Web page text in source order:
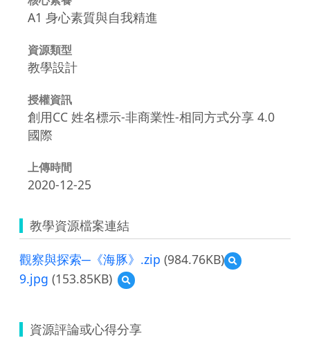
A1 身心素質與自我精進
資源類型
教學設計
授權資訊
創用CC 姓名標示-非商業性-相同方式分享 4.0
國際
上傳時間
2020-12-25
教學資源檔案連結
觀察與探索─《海豚》.zip (984.76KB)
預
覽
9.jpg (153.85KB)
預
覽
資源評論或心得分享